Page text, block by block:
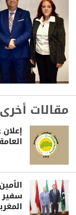
مقالات أخرى
سفير